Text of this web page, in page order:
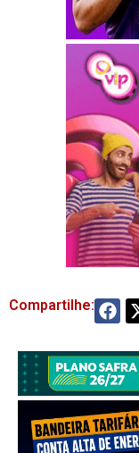
Compartilhe: